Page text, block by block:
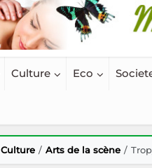
Culture Eco
Culture Arts de la scène